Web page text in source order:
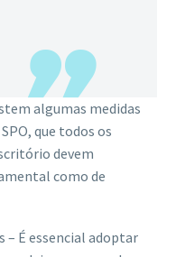
algumas medidas
que todos os
devem
como de
É essencial adoptar